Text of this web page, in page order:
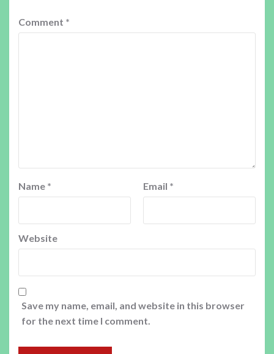
Comment *
Name * Email *
Website
Save my name, email, and website in this browser
for the next time I comment.